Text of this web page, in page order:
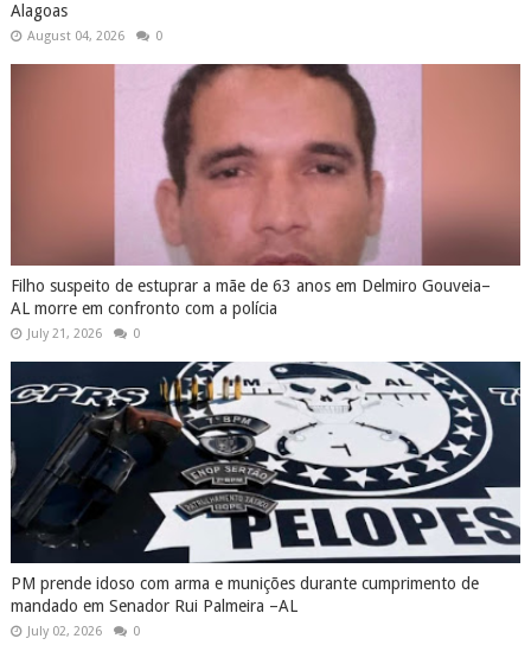
Alagoas
August 04, 2026 0
Filho suspeito de estuprar a mãe de 63 anos em Delmiro Gouveia–
AL morre em confronto com a polícia
July 21, 2026 0
PM prende idoso com arma e munições durante cumprimento de
mandado em Senador Rui Palmeira –AL
July 02, 2026 0